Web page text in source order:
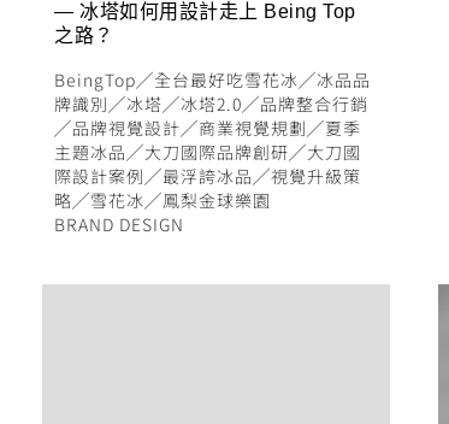
— 冰塔如何用設計走上 Being Top
之路？
BeingTop╱全台最好吃雪花冰╱冰品品
牌識別╱冰塔╱冰塔2.0╱品牌整合行銷
╱品牌視覺設計╱商業視覺規劃╱夏季
主題冰品╱大刀國際品牌創研╱大刀國
際設計案例╱最浮誇冰品╱視覺升級策
略╱雪花冰╱鳳梨金球樂園
BRAND DESIGN